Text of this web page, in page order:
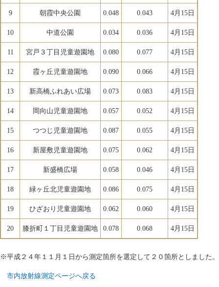
9 朝霞中央公園 0.048 0.043 4月15日
10 中道公園 0.034 0.036 4月15日
11 宮戸３丁目児童遊園地 0.080 0.077 4月15日
12 霞ヶ丘児童遊園地 0.090 0.066 4月15日
13 新高橋ふれあい広場 0.073 0.083 4月15日
14 岡向山児童遊園地 0.057 0.052 4月15日
15 つつじ児童遊園地 0.087 0.055 4月15日
16 新屋敷児童遊園地 0.075 0.062 4月15日
17 新盛橋広場 0.058 0.046 4月15日
18 緑ヶ丘北児童遊園地 0.086 0.075 4月15日
19 ひざおり児童遊園地 0.062 0.060 4月15日
20 膝折町１丁目児童遊園地 0.078 0.068 4月15日
※平成２４年１１月１日から測定箇所を選定して２０箇所としました。
市内放射線測定ページへ戻る